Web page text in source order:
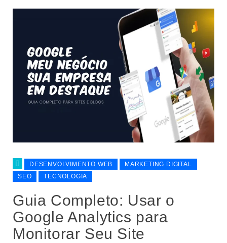
DESENVOLVIMENTO WEB
MARKETING DIGITAL
SEO
TECNOLOGIA
Guia Completo: Usar o
Google Analytics para
Monitorar Seu Site